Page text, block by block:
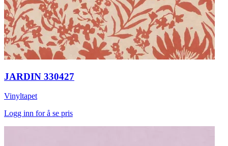
JARDIN 330427
Vinyltapet
Logg inn for å se pris